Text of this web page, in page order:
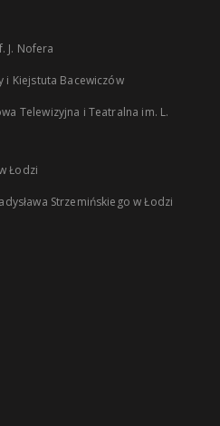
J. Nofera
i Kiejstuta Bacewiczów
Telewizyjna i Teatralna im. L.
Łodzi
Strzemińskiego w Łodzi